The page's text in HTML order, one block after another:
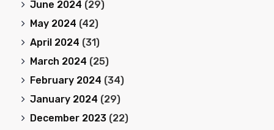
June 2024 (29)
May 2024 (42)
April 2024 (31)
March 2024 (25)
February 2024 (34)
January 2024 (29)
December 2023 (22)